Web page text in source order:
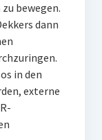
bewegen.
dann
in den
externe